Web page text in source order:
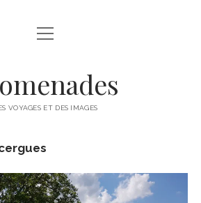
A PROPOS
IMPROVISATIONS
QUI SUIS-JE ?
ouvrir
menu
VOYAGES ET DES IMAGES